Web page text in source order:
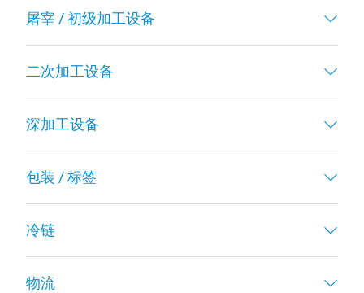
屠宰 / 初级加工设备
二次加工设备
深加工设备
包装 / 标签
冷链
物流